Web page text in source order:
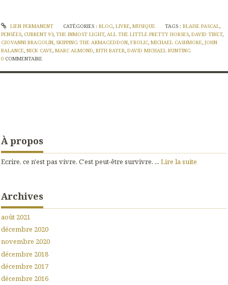
LIEN PERMANENT CATÉGORIES : BLOG, LIVRE, MUSIQUE TAGS :BLAISE PASCAL,
PENSÉES, CURRENT 93, THE INMOST LIGHT, ALL THE LITTLE PRETTY HORSES, DAVID TIBET,
GIOVANNI BRAGOLIN, SKIPPING THE ARMAGEDDON, FROLIC, MICHAEL CASHMORE, JOHN
BALANCE, NICK CAVE, MARC ALMOND, RITH BAYER, DAVID MICHAEL BUNTING
0 COMMENTAIRE
À propos
Ecrire, ce n'est pas vivre. C'est peut-être survivre. ... Lire la suite
Archives
août 2021
décembre 2020
novembre 2020
décembre 2018
décembre 2017
décembre 2016